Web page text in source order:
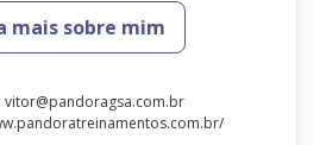
mais sobre mim
vitor@pandoragsa.com.br